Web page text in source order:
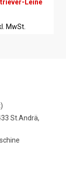
Leine
MwSt.
St.Andrä,